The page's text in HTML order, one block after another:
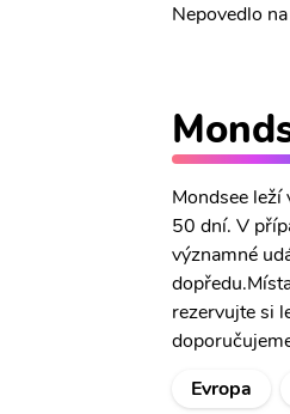
Nepovedlo
Mondsee
50 dní. V
významné
rezervujte si
Evropa